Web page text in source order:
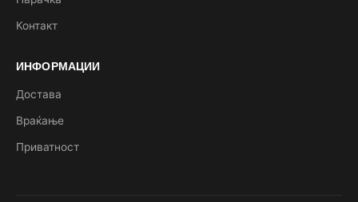
Контакт
ИНФОРМАЦИИ
Достава
Враќање
Приватност